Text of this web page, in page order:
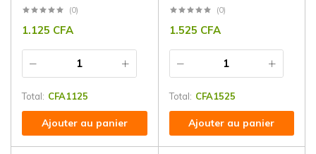
(0)
1.125 CFA
Total: CFA1125
Ajouter au panier
(0)
1.525 CFA
Total: CFA1525
Ajouter au panier